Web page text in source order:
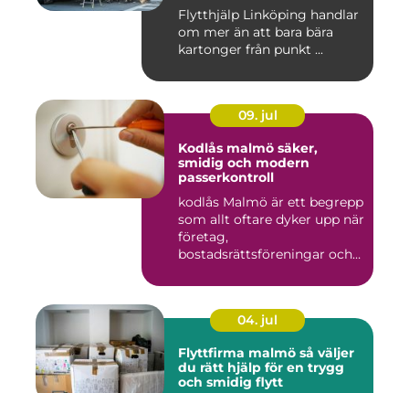
Flytthjälp Linköping handlar
om mer än att bara bära
kartonger från punkt ...
09. jul
Kodlås malmö säker,
smidig och modern
passerkontroll
kodlås Malmö är ett begrepp
som allt oftare dyker upp när
företag,
bostadsrättsföreningar och
04. jul
Flyttfirma malmö så väljer
du rätt hjälp för en trygg
och smidig flytt